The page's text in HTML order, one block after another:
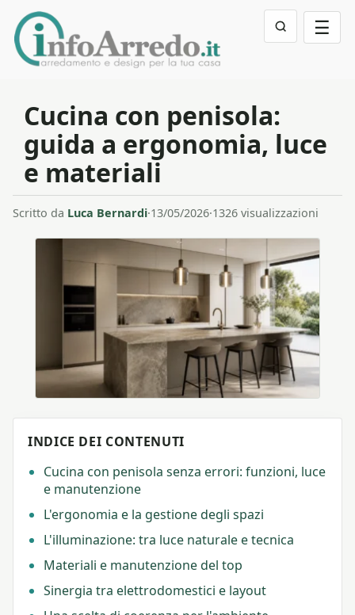
☰
Cucina con penisola:
guida a ergonomia, luce
e materiali
Scritto da Luca Bernardi·13/05/2026·1326 visualizzazioni
INDICE DEI CONTENUTI
Cucina con penisola senza errori: funzioni, luce
e manutenzione
L'ergonomia e la gestione degli spazi
L'illuminazione: tra luce naturale e tecnica
Materiali e manutenzione del top
Sinergia tra elettrodomestici e layout